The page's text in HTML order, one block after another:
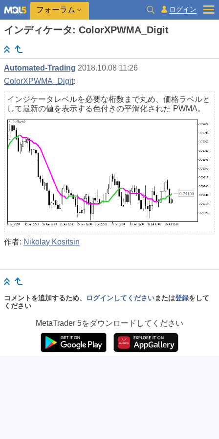
フォーラム ログイン
インディケータ: ColorXPWMA_Digit
Automated-Trading 2018.10.08 11:26
ColorXPWMA_Digit:
インジケータレベルを必要な桁数まで丸め、価格ラベルと
して最新の値を表示する色付きの平滑化された PWMA。
作者: Nikolay Kositsin
コメントを追加するため、 ログインしてくださいまたは登録をして
ください
MetaTrader 5をダウンロードしてください